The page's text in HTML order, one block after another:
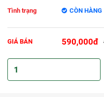
Tình trạng CÒN HÀNG
GIÁ BÁN 590,000đ